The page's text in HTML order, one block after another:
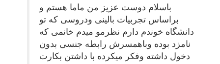
باسلام دوست عزیز من ماما هستم و
براساس تجربیات بالینی ودروسی که تو
دانشگاه خوندم دارم نظرمو میدم خانمی که
نامزد بوده وباهمسرش رابطه جنسی بدون
دخول داشته وفکر میکرده با داشتن بکارت